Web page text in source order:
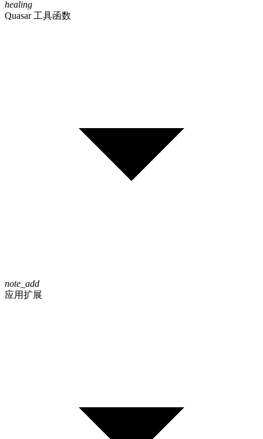
healing
Quasar 工具函数
note_add
应用扩展